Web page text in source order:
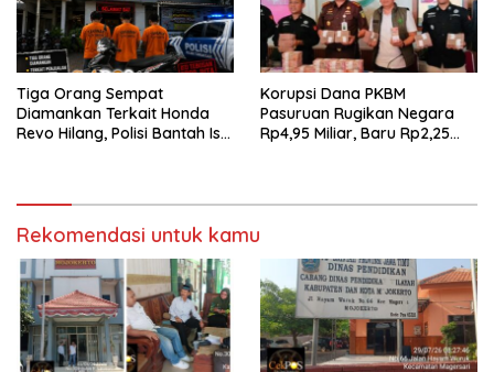
Tiga Orang Sempat
Diamankan Terkait Honda
Revo Hilang, Polisi Bantah Isu
Korupsi Dana PKBM
Pasuruan Rugikan Negara
Rp4,95 Miliar, Baru Rp2,25
Rekomendasi untuk kamu